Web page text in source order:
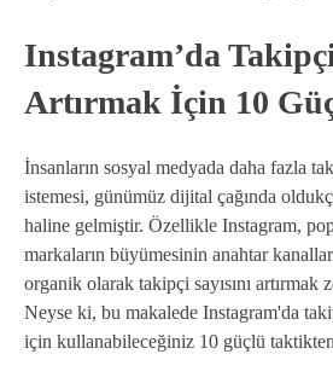
Instagram’da Takipçi
Artırmak İçin 10
İnsanların sosyal medyada daha fazla
istemesi, günümüz dijital çağında
haline gelmiştir. Özellikle Instagram,
markaların büyümesinin anahtar
organik olarak takipçi sayısını
Neyse ki, bu makalede Instagram'da
için kullanabileceğiniz 10 güçlü